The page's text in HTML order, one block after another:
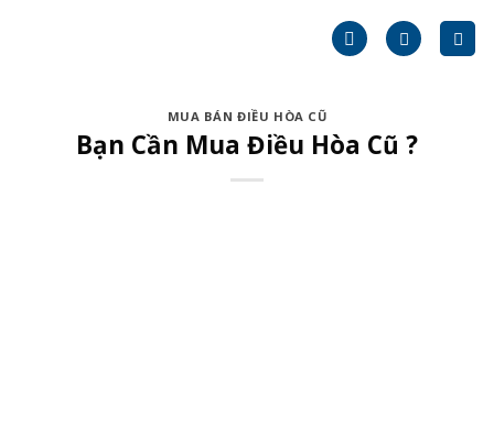
MUA BÁN ĐIỀU HÒA CŨ
Bạn Cần Mua Điều Hòa Cũ ?